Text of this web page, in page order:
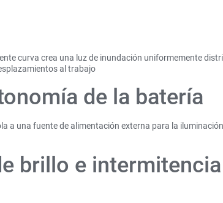
curva crea una luz de inundación uniformemente
al trabajo
de la batería
a una fuente de alimentación externa para la
brillo e